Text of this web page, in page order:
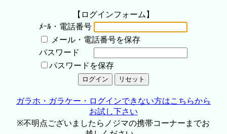
【ログインフォーム】
ﾒｰﾙ・電話番号
メール・電話番号を保存
パスワード
パスワードを保存
ガラホ・ガラケー・ログインできない方はこちらから
お試し下さい
※不明点ございましたらノジマの携帯コーナーまでお